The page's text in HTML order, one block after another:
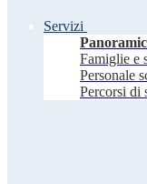
Servizi
Famiglie e
Personale
Percorsi di